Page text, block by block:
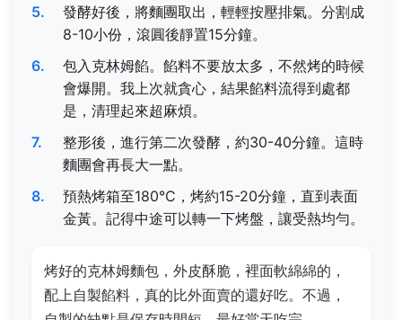
發酵好後，將麵團取出，輕輕按壓排氣。分割成
8-10小份，滾圓後靜置15分鐘。
包入克林姆餡。餡料不要放太多，不然烤的時候
會爆開。我上次就貪心，結果餡料流得到處都
是，清理起來超麻煩。
整形後，進行第二次發酵，約30-40分鐘。這時
麵團會再長大一點。
預熱烤箱至180°C，烤約15-20分鐘，直到表面
金黃。記得中途可以轉一下烤盤，讓受熱均勻。
烤好的克林姆麵包，外皮酥脆，裡面軟綿綿的，
配上自製餡料，真的比外面賣的還好吃。不過，